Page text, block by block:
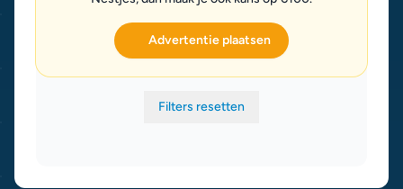
Advertentie plaatsen
Filters resetten